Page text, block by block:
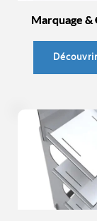
Marquage &
Découvrir